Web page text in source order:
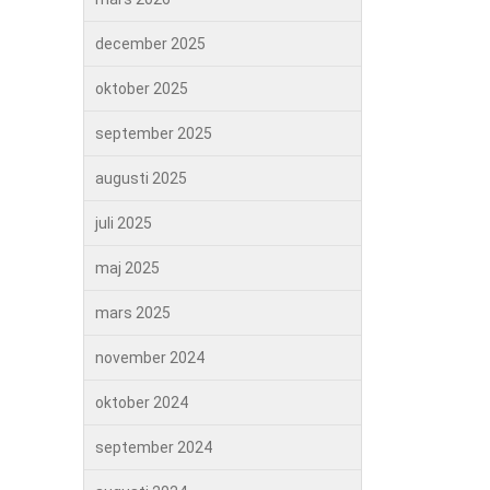
december 2025
oktober 2025
september 2025
augusti 2025
juli 2025
maj 2025
mars 2025
november 2024
oktober 2024
september 2024